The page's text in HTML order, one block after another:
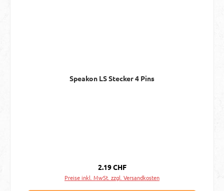
Speakon LS Stecker 4 Pins
Regulärer Preis:
2.19 CHF
Preise inkl. MwSt. zzgl. Versandkosten